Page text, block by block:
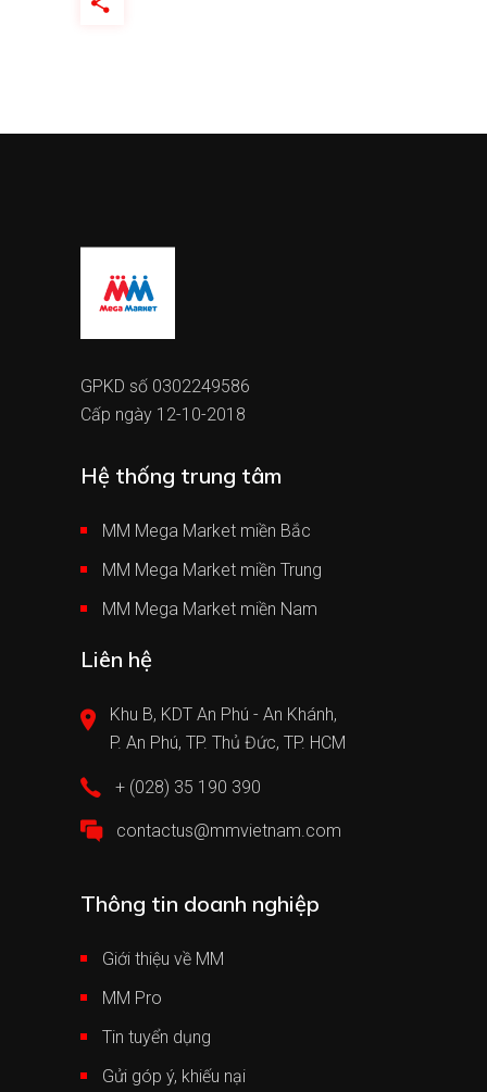
GPKD số 0302249586
Cấp ngày 12-10-2018
Hệ thống trung tâm
MM Mega Market miền Bắc
MM Mega Market miền Trung
MM Mega Market miền Nam
Liên hệ
Khu B, KDT An Phú - An Khánh,
P. An Phú, TP. Thủ Đức, TP. HCM
+ (028) 35 190 390
contactus@mmvietnam.com
Thông tin doanh nghiệp
Giới thiệu về MM
MM Pro
Tin tuyển dụng
Gửi góp ý, khiếu nại